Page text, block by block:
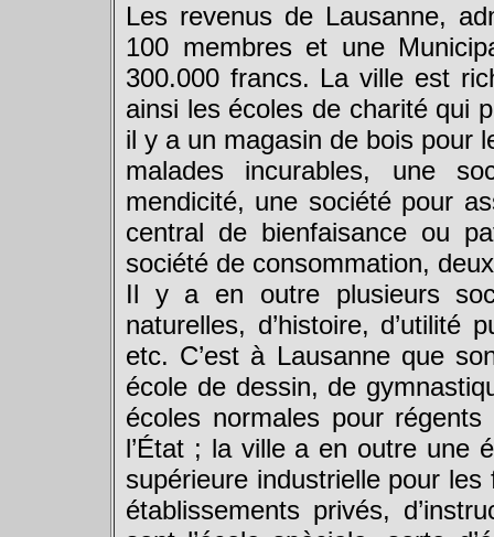
Les revenus de Lausanne,
100 membres et une
300.000 francs. La ville est
ainsi les écoles de charité qui
il y a un magasin de bois pour
malades incurables, une
mendicité, une société pour
central de bienfaisance ou
société de consommation,
Il y a en outre plusieurs
naturelles, d’histoire, d’utilité
etc. C’est à Lausanne que
école de dessin, de
écoles normales pour
l’État ; la ville a en outre une
supérieure industrielle pour
établissements privés,